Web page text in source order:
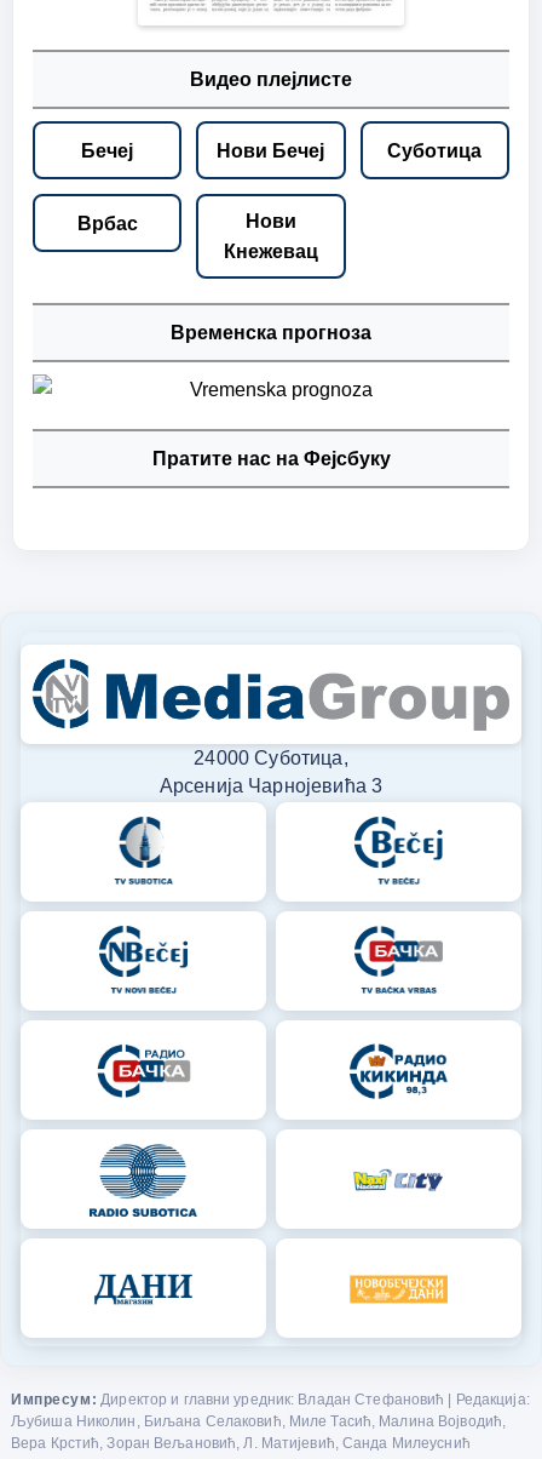
Видео плејлисте
Бечеј Нови Бечеј Суботица
Врбас
Нови
Кнежевац
Временска прогноза
Пратите нас на Фејсбуку
24000 Суботица,
Арсенија Чарнојевића 3
Импресум: Директор и главни уредник: Владан Стефановић | Редакција:
Љубиша Николин, Биљана Селаковић, Миле Тасић, Малина Војводић,
Вера Крстић, Зоран Вељановић, Л. Матијевић, Санда Милеуснић